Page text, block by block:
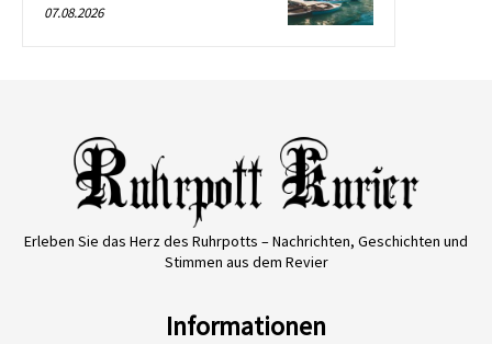
07.08.2026
Erleben Sie das Herz des Ruhrpotts – Nachrichten, Geschichten und
Stimmen aus dem Revier
Informationen